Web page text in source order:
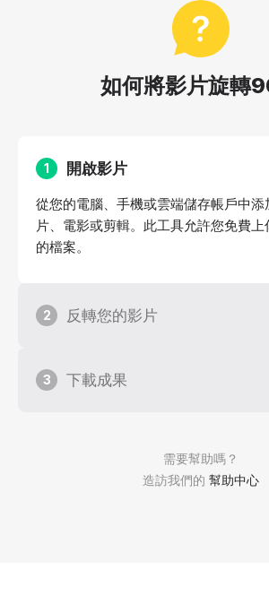
如何將影片旋轉
需要幫助嗎？
造訪我們的 幫助中心
1 開啟影片
從您的電腦、手機或雲端儲存帳戶中
片、電影或剪輯。此工具允許您免費
的檔案。
2 反轉您的影片
3 下載成果